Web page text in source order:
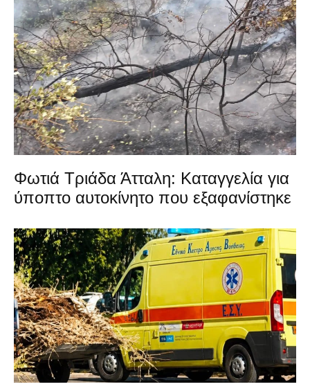
Φωτιά Τριάδα Άτταλη: Καταγγελία για
ύποπτο αυτοκίνητο που εξαφανίστηκε